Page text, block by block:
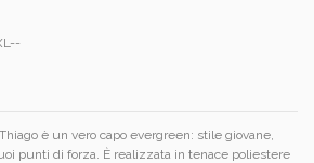
è un vero capo evergreen: stile giovane,
punti di forza. È realizzata in tenace poliestere